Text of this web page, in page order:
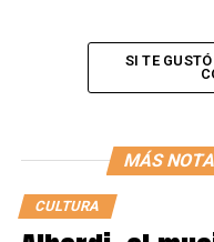
–Muchísimo, yo
las voces más
su vida, de cómo
me hizo conectar con
para mejorar mi voz
notas agudas, para
SI TE
MÁS
CULTURA